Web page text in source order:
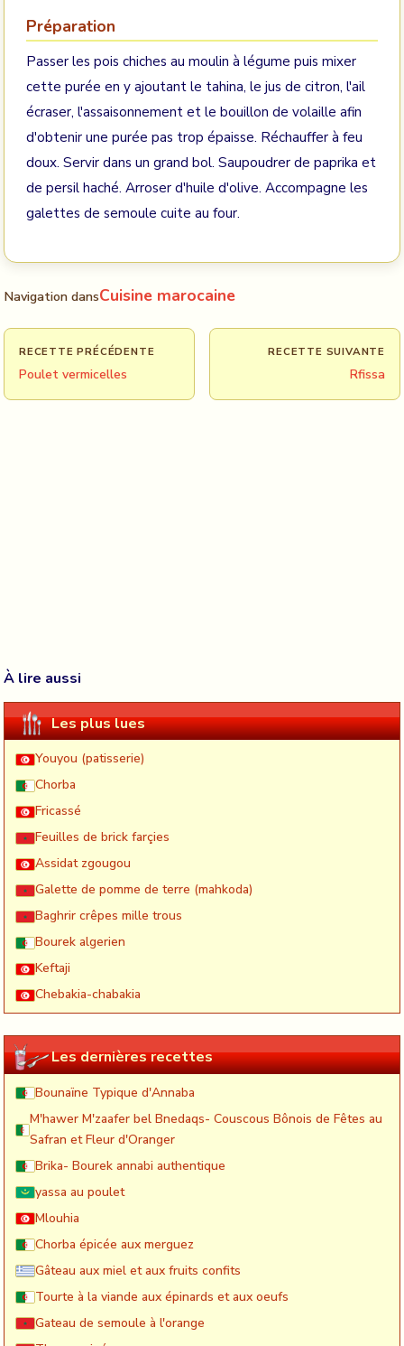
Préparation
Passer les pois chiches au moulin à légume puis mixer
cette purée en y ajoutant le tahina, le jus de citron, l'ail
écraser, l'assaisonnement et le bouillon de volaille afin
d'obtenir une purée pas trop épaisse. Réchauffer à feu
doux. Servir dans un grand bol. Saupoudrer de paprika et
de persil haché. Arroser d'huile d'olive. Accompagne les
galettes de semoule cuite au four.
Navigation dansCuisine marocaine
RECETTE PRÉCÉDENTE
Poulet vermicelles
RECETTE SUIVANTE
Rfissa
À lire aussi
Les plus lues
Youyou (patisserie)
Chorba
Fricassé
Feuilles de brick farçies
Assidat zgougou
Galette de pomme de terre (mahkoda)
Baghrir crêpes mille trous
Bourek algerien
Keftaji
Chebakia-chabakia
Les dernières recettes
Bounaïne Typique d'Annaba
M'hawer M'zaafer bel Bnedaqs- Couscous Bônois de Fêtes au
Safran et Fleur d'Oranger
Brika- Bourek annabi authentique
yassa au poulet
Mlouhia
Chorba épicée aux merguez
Gâteau aux miel et aux fruits confits
Tourte à la viande aux épinards et aux oeufs
Gateau de semoule à l'orange